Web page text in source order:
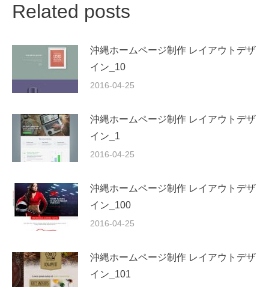
Related posts
沖縄ホームページ制作 レイアウトデザ
イン_10
2016-04-25
沖縄ホームページ制作 レイアウトデザ
イン_1
2016-04-25
沖縄ホームページ制作 レイアウトデザ
イン_100
2016-04-25
沖縄ホームページ制作 レイアウトデザ
イン_101